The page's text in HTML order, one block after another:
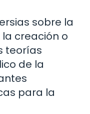
sobre la
creación o
teorías
de la
para la